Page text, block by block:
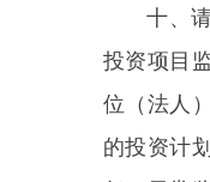
区关于防范
风险的相关
方政府隐性
务风险。